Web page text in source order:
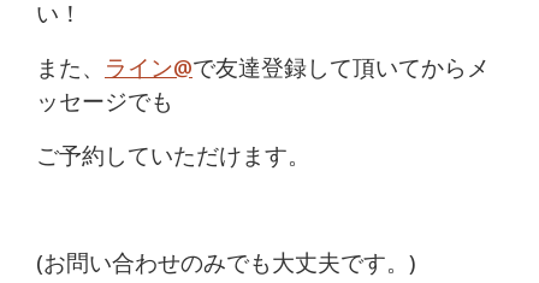
い！
また、 ライン@で友達登録して頂いてからメ
ッセージでも
ご予約していただけます。
(お問い合わせのみでも大丈夫です。)